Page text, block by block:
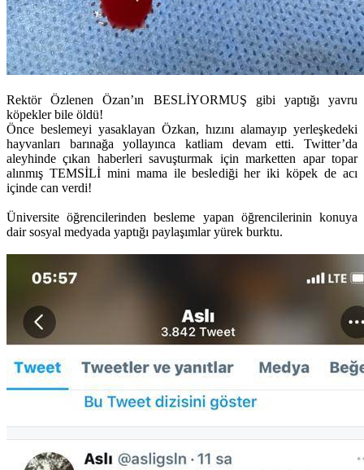
Rektör Özlenen Özan’ın BESLİYORMUŞ gibi yaptığı yavru
köpekler bile öldü!
Önce beslemeyi yasaklayan Özkan, hızını alamayıp yerleşkedeki
hayvanları barınağa yollayınca katliam devam etti. Twitter’da
aleyhinde çıkan haberleri savuşturmak için marketten apar topar
alınmış TEMSİLİ mini mama ile beslediği her iki köpek de acı
içinde can verdi!
Üniversite öğrencilerinden besleme yapan öğrencilerinin konuya
dair sosyal medyada yaptığı paylaşımlar yürek burktu.